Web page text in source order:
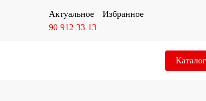
Актуальное
Избранное
90 912 33 13
Каталог